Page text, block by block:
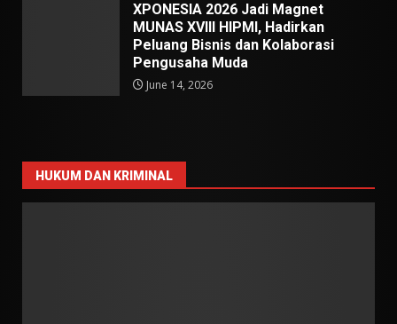
XPONESIA 2026 Jadi Magnet
MUNAS XVIII HIPMI, Hadirkan
Peluang Bisnis dan Kolaborasi
Pengusaha Muda
June 14, 2026
HUKUM DAN KRIMINAL